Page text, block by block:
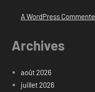
A WordPress
Archives
août 2026
juillet 2026